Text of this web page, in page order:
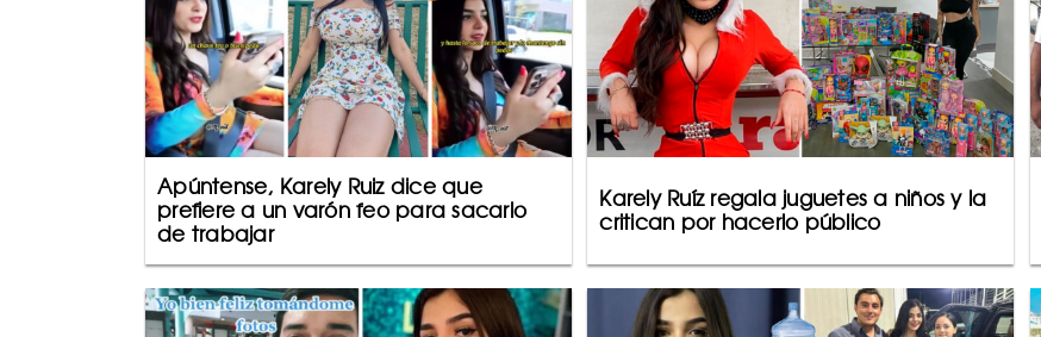
Apúntense, Karely Ruiz dice que
prefiere a un varón feo para sacarlo
de trabajar
Karely Ruíz regala juguetes a niños y la
critican por hacerlo público